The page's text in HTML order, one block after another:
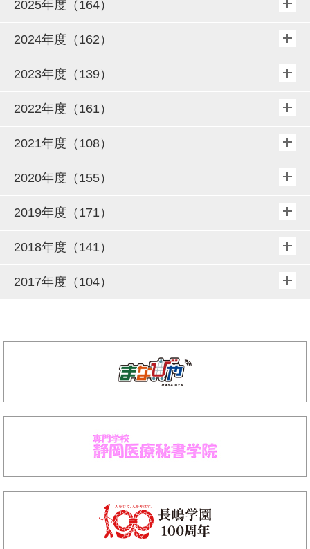
2025年度（164）
2024年度（162）
2023年度（139）
2022年度（161）
2021年度（108）
2020年度（155）
2019年度（171）
2018年度（141）
2017年度（104）